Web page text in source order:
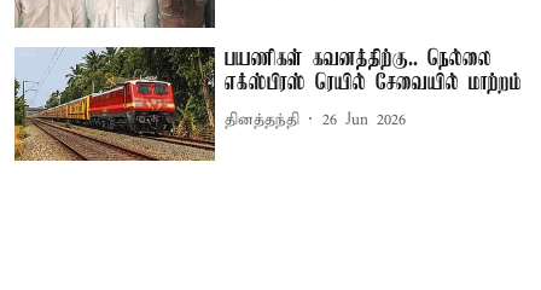
பயணிகள் கவனத்திற்கு.. நெல்லை
எக்ஸ்பிரஸ் ரெயில் சேவையில் மாற்றம்
தினத்தந்தி 26 Jun 2026